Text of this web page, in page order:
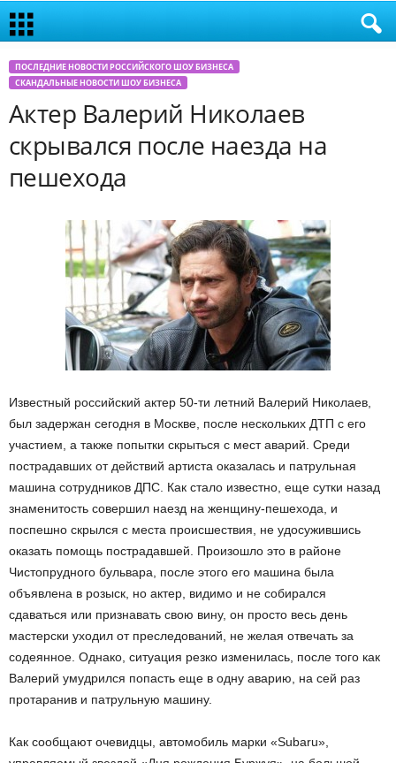
ПОСЛЕДНИЕ НОВОСТИ РОССИЙСКОГО ШОУ БИЗНЕСА
СКАНДАЛЬНЫЕ НОВОСТИ ШОУ БИЗНЕСА
Актер Валерий Николаев
скрывался после наезда на
пешехода
Известный российский актер 50-ти летний Валерий Николаев,
был задержан сегодня в Москве, после нескольких ДТП с его
участием, а также попытки скрыться с мест аварий. Среди
пострадавших от действий артиста оказалась и патрульная
машина сотрудников ДПС. Как стало известно, еще сутки назад
знаменитость совершил наезд на женщину-пешехода, и
поспешно скрылся с места происшествия, не удосужившись
оказать помощь пострадавшей. Произошло это в районе
Чистопрудного бульвара, после этого его машина была
объявлена в розыск, но актер, видимо и не собирался
сдаваться или признавать свою вину, он просто весь день
мастерски уходил от преследований, не желая отвечать за
содеянное. Однако, ситуация резко изменилась, после того как
Валерий умудрился попасть еще в одну аварию, на сей раз
протаранив и патрульную машину.
Как сообщают очевидцы, автомобиль марки «Subaru»,